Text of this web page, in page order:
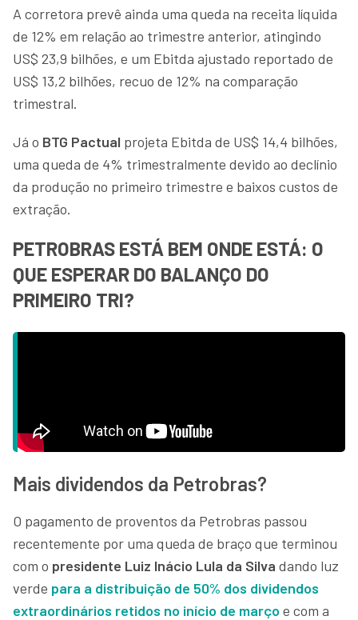
A corretora prevê ainda uma queda na receita líquida
de 12% em relação ao trimestre anterior, atingindo
US$ 23,9 bilhões, e um Ebitda ajustado reportado de
US$ 13,2 bilhões, recuo de 12% na comparação
trimestral.
Já o BTG Pactual projeta Ebitda de US$ 14,4 bilhões,
uma queda de 4% trimestralmente devido ao declínio
da produção no primeiro trimestre e baixos custos de
extração.
PETROBRAS ESTÁ BEM ONDE ESTÁ: O
QUE ESPERAR DO BALANÇO DO
PRIMEIRO TRI?
Mais dividendos da Petrobras?
O pagamento de proventos da Petrobras passou
recentemente por uma queda de braço que terminou
com o presidente Luiz Inácio Lula da Silva dando luz
verde para a distribuição de 50% dos dividendos
extraordinários retidos no início de março e com a